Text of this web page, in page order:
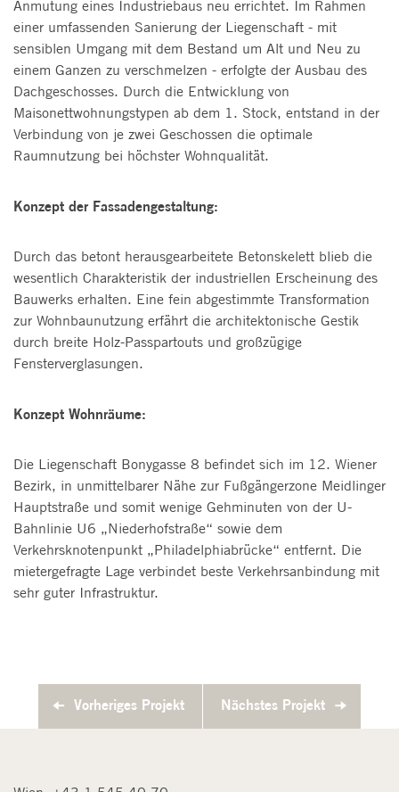
Anmutung eines Industriebaus neu errichtet. Im Rahmen
einer umfassenden Sanierung der Liegenschaft - mit
sensiblen Umgang mit dem Bestand um Alt und Neu zu
einem Ganzen zu verschmelzen - erfolgte der Ausbau des
Dachgeschosses. Durch die Entwicklung von
Maisonettwohnungstypen ab dem 1. Stock, entstand in der
Verbindung von je zwei Geschossen die optimale
Raumnutzung bei höchster Wohnqualität.
Konzept der Fassadengestaltung:
Durch das betont herausgearbeitete Betonskelett blieb die
wesentlich Charakteristik der industriellen Erscheinung des
Bauwerks erhalten. Eine fein abgestimmte Transformation
zur Wohnbaunutzung erfährt die architektonische Gestik
durch breite Holz-Passpartouts und großzügige
Fensterverglasungen.
Konzept Wohnräume:
Die Liegenschaft Bonygasse 8 befindet sich im 12. Wiener
Bezirk, in unmittelbarer Nähe zur Fußgängerzone Meidlinger
Hauptstraße und somit wenige Gehminuten von der U-
Bahnlinie U6 „Niederhofstraße“ sowie dem
Verkehrsknotenpunkt „Philadelphiabrücke“ entfernt. Die
mietergefragte Lage verbindet beste Verkehrsanbindung mit
sehr guter Infrastruktur.
Vorheriges Projekt Nächstes Projekt